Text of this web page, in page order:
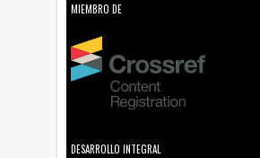
MIEMBRO DE
DESARROLLO INTEGRAL